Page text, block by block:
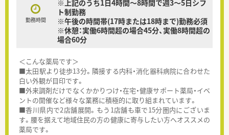
勤務時間
※上記のうち1日4時間～8時間で週3～5日シフ
ト制勤務
※午後の時間帯(17時または18時まで)勤務必須
※休憩：実働6時間超の場合45分、実働8時間超の
場合60分
＜こんな薬局です＞
■太田駅より徒歩13分。隣接する内科・消化器科病院に合わせた
白い外観が目印です。
■外来調剤だけでなくかかりつけ・在宅・健康サポート薬局・イベ
ントの開催など様々な業務に積極的に取り組まれています。
■香川県内で2店舗展開。もう1店舗も車で15分圏内にございま
す。腰を据えて地域住民の方の健康に寄与したい方へオススメの
薬局です。